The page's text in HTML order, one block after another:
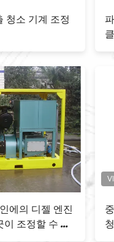
600 바 75 kw 손수레 고
세탁기 엔진 전원 압 세정
800bar 휴대용 고압 청
터 제트 청소 기계